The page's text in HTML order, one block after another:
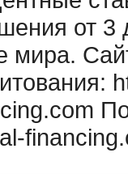
от
мира.